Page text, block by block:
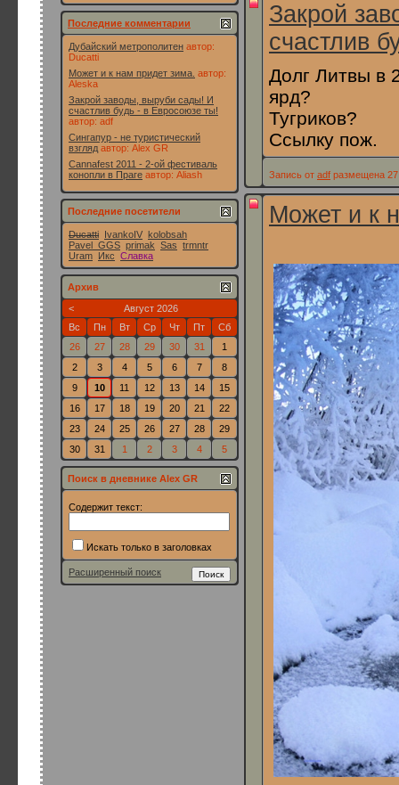
Закрой
счастлив
Долг Литвы в
ярд?
Тугриков?
Ссылку пож.
Запись от adf размещена
Может и к
Последние комментарии
Дубайский метрополитен автор:
Ducatti
Может и к нам придет зима. автор:
Aleska
Закрой заводы, выруби сады! И
счастлив будь - в Евросоюзе ты!
автор: adf
Сингапур - не туристический
взгляд автор: Alex GR
Cannafest 2011 - 2-ой фестиваль
конопли в Праге автор: Aliash
Последние посетители
Ducatti IvankoIV kolobsah
Pavel_GGS primak Sas trmntr
Uram Икс Славка
Архив
<
Август 2026
Вс
Пн Вт Ср Чт Пт
Сб
26
27 28 29 30 31
1
2
3 4 5 6 7
8
9
10 11 12 13 14
15
16
17 18 19 20 21
22
23
24 25 26 27 28
29
30
31 1 2 3 4 5
Поиск в дневнике Alex GR
Содержит текст:
Искать только в заголовках
Расширенный поиск